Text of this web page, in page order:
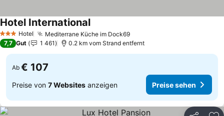
3 SterneHotel Mediterrane Küche im Dock69Preise sehen
Hotel InternationalPreise sehen
7,7 Gut 1 461 0.2 km vom Strand entfernt
Ab € 107
Preise von 7 Websites anzeigen Preise sehen